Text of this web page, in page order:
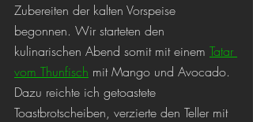
Zubereiten der kalten Vorspeise
begonnen. Wir starteten den
kulinarischen Abend somit mit einem Tatar
vom Thunfisch mit Mango und Avocado.
Dazu reichte ich getoastete
Toastbrotscheiben, verzierte den Teller mit